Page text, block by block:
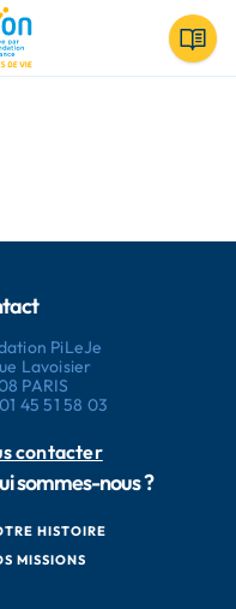
PiLeJe
Lavoisier
PARIS
01 45 51 58 03
contacter
sommes-nous ?
HISTOIRE
MISSIONS